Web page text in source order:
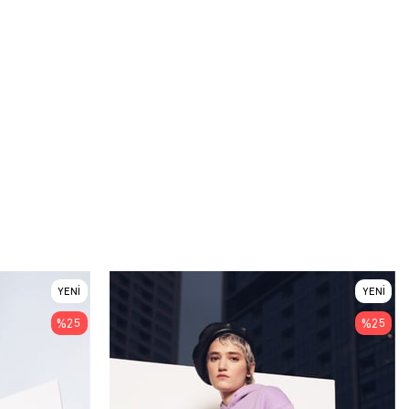
YENI
ÜRÜN
%25
YENI
ÜRÜN
%25